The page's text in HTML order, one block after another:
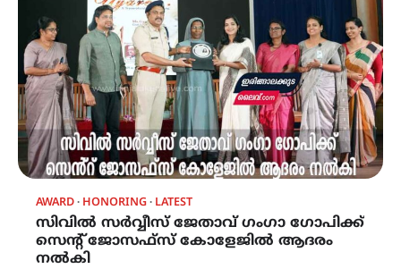
AWARD HONORING LATEST
സിവിൽ സർവ്വീസ് ജേതാവ് ഗംഗാ ഗോപിക്ക്
സെൻ്റ് ജോസഫ്സ് കോളേജിൽ ആദരം
നൽകി